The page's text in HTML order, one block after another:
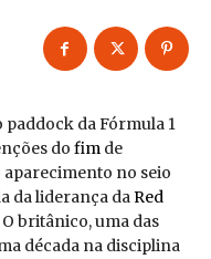
paddock da Fórmula 1
do fim de
no seio
da liderança daRed
britânico, uma das
década na disciplina